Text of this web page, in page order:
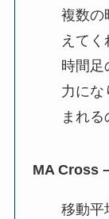
複数の
えてく
時間足
力にな
まれる
MA Cross
移動平